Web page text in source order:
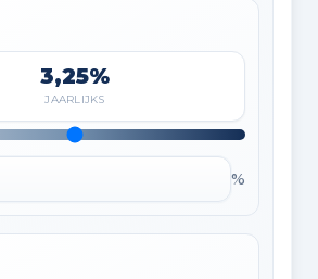
3,25%
JAARLIJKS
%